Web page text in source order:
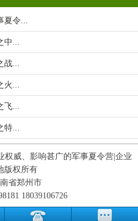
夏令...
中...
战...
火...
飞...
特...
威、影响甚广的军事夏令营|企业
版权所有
省郑州市
18039106726